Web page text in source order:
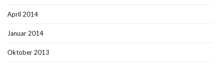
April 2014
Januar 2014
Oktober 2013